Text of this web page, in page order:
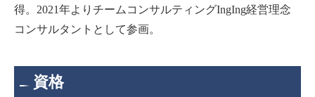
得。2021年よりチームコンサルティングIngIng経営理念
コンサルタントとして参画。
資格